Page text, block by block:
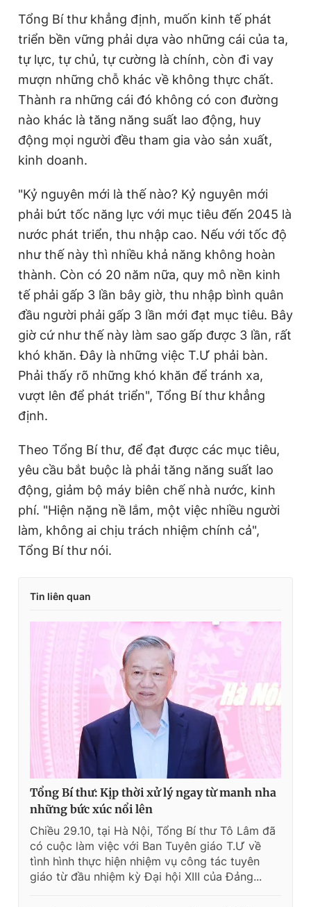
Tổng Bí thư khẳng định, muốn kinh tế phát
triển bền vững phải dựa vào những cái của ta,
tự lực, tự chủ, tự cường là chính, còn đi vay
mượn những chỗ khác về không thực chất.
Thành ra những cái đó không có con đường
nào khác là tăng năng suất lao động, huy
động mọi người đều tham gia vào sản xuất,
kinh doanh.
"Kỷ nguyên mới là thế nào? Kỷ nguyên mới
phải bứt tốc năng lực với mục tiêu đến 2045 là
nước phát triển, thu nhập cao. Nếu với tốc độ
như thế này thì nhiều khả năng không hoàn
thành. Còn có 20 năm nữa, quy mô nền kinh
tế phải gấp 3 lần bây giờ, thu nhập bình quân
đầu người phải gấp 3 lần mới đạt mục tiêu. Bây
giờ cứ như thế này làm sao gấp được 3 lần, rất
khó khăn. Đây là những việc T.Ư phải bàn.
Phải thấy rõ những khó khăn để tránh xa,
vượt lên để phát triển", Tổng Bí thư khẳng
định.
Theo Tổng Bí thư, để đạt được các mục tiêu,
yêu cầu bắt buộc là phải tăng năng suất lao
động, giảm bộ máy biên chế nhà nước, kinh
phí. "Hiện nặng nề lắm, một việc nhiều người
làm, không ai chịu trách nhiệm chính cả",
Tổng Bí thư nói.
Tin liên quan
Tổng Bí thư: Kịp thời xử lý ngay từ manh nha
những bức xúc nổi lên
Chiều 29.10, tại Hà Nội, Tổng Bí thư Tô Lâm đã
có cuộc làm việc với Ban Tuyên giáo T.Ư về
tình hình thực hiện nhiệm vụ công tác tuyên
giáo từ đầu nhiệm kỳ Đại hội XIII của Đảng...